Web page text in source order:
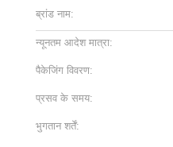
ब्रांड नाम:
न्यूनतम आदेश मात्रा:
पैकेजिंग विवरण:
प्रसव के समय:
भुगतान शर्तें: